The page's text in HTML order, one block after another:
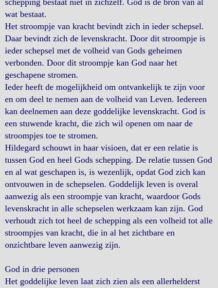
schepping bestaat niet in zichzelf. God is de bron van al
wat bestaat.
Het stroompje van kracht bevindt zich in ieder schepsel.
Daar bevindt zich de levenskracht. Door dit stroompje is
ieder schepsel met de volheid van Gods geheimen
verbonden. Door dit stroompje kan God naar het
geschapene stromen.
Ieder heeft de mogelijkheid om ontvankelijk te zijn voor
en om deel te nemen aan de volheid van Leven. Iedereen
kan deelnemen aan deze goddelijke levenskracht. God is
een stuwende kracht, die zich wil openen om naar de
stroompjes toe te stromen.
Hildegard schouwt in haar visioen, dat er een relatie is
tussen God en heel Gods schepping. De relatie tussen God
en al wat geschapen is, is wezenlijk, opdat God zich kan
ontvouwen in de schepselen. Goddelijk leven is overal
aanwezig als een stroompje van kracht, waardoor Gods
levenskracht in alle schepselen werkzaam kan zijn. God
verhoudt zich tot heel de schepping als een volheid tot alle
stroompjes van kracht, die in al het zichtbare en
onzichtbare leven aanwezig zijn.
God in drie personen
Het goddelijke leven laat zich zien als een allerhelderst